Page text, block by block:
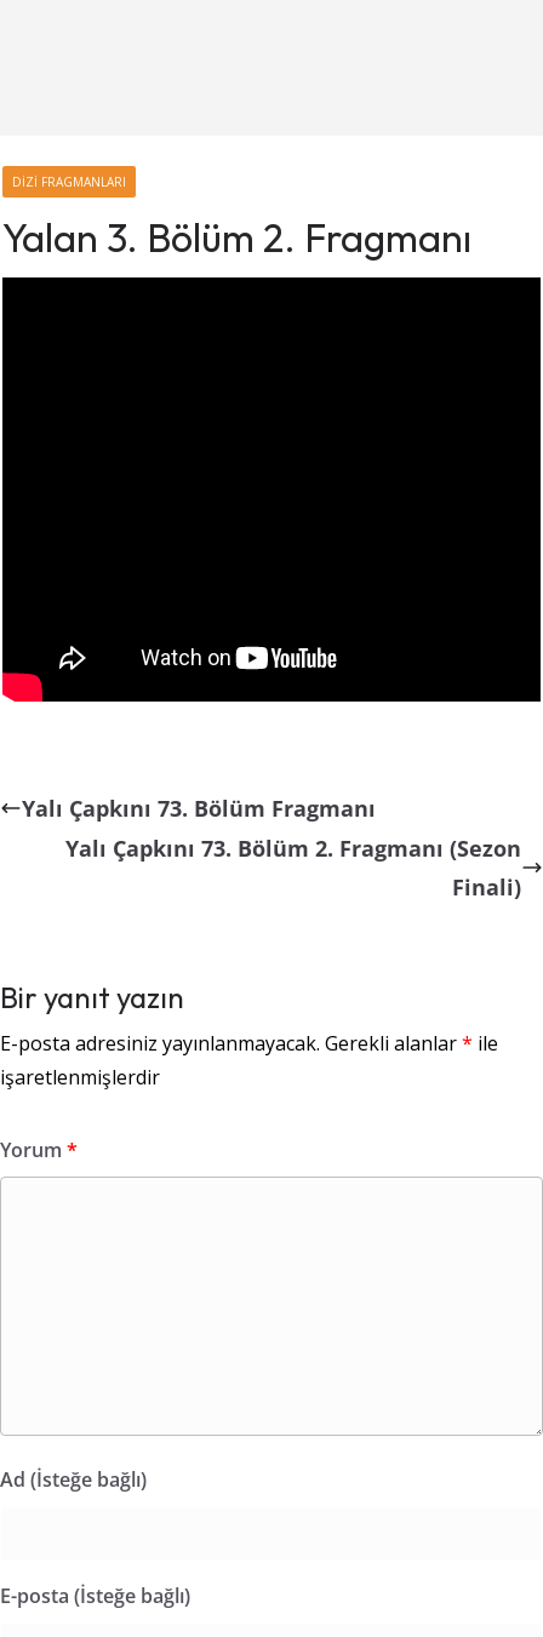
DIZI FRAGMANLARI
Yalan 3. Bölüm 2. Fragmanı
Yalı Çapkını 73. Bölüm Fragmanı
Yalı Çapkını 73. Bölüm 2. Fragmanı (Sezon
Finali)
Bir yanıt yazın
E-posta adresiniz yayınlanmayacak. Gerekli alanlar* ile
işaretlenmişlerdir
Yorum *
Ad (İsteğe bağlı)
E-posta (İsteğe bağlı)